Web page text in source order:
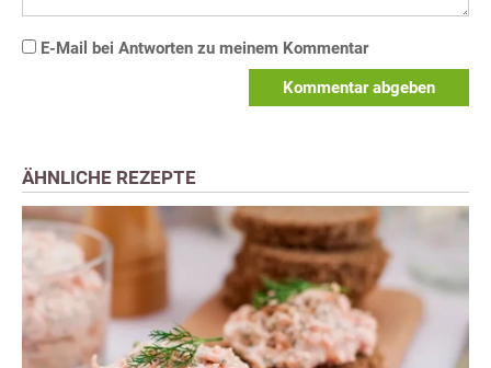
E-Mail bei Antworten zu meinem Kommentar
Kommentar abgeben
ÄHNLICHE REZEPTE